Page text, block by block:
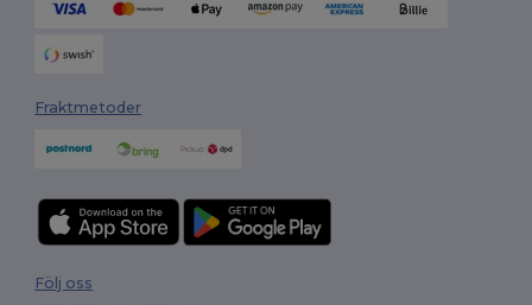
Fraktmetoder
Följ oss